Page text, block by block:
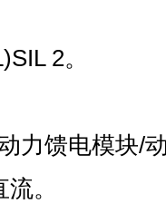
2。
力馈电模块/
。